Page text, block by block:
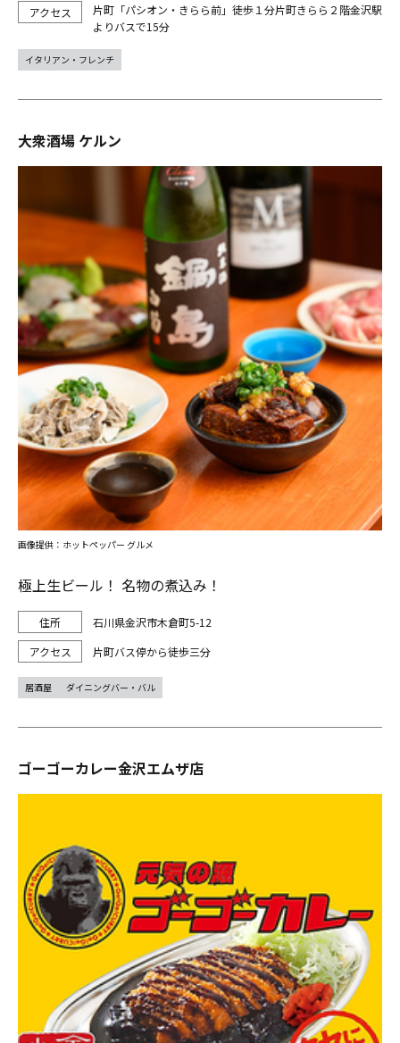
片町「パシオン・きらら前」徒歩１分片町きらら２階金沢駅
よりバスで15分
イタリアン・フレンチ
大衆酒場 ケルン
極上生ビール！ 名物の煮込み！
石川県金沢市木倉町5-12
片町バス停から徒歩三分
画像提供：ホットペッパー グルメ
居酒屋 ダイニングバー・バル
ゴーゴーカレー金沢エムザ店